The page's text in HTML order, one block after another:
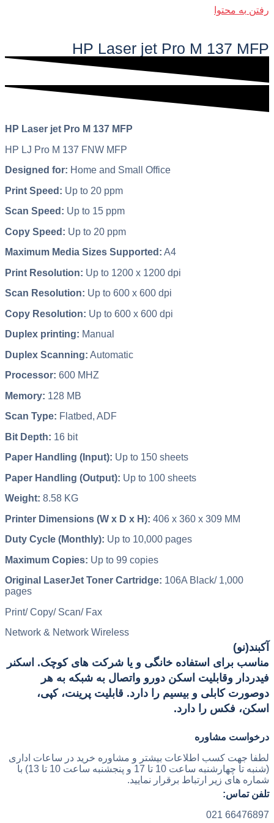
رفتن به محتوا
HP Laser jet Pro M 137 MFP
HP Laser jet Pro M 137 MFP
HP LJ Pro M 137 FNW MFP
Designed for: Home and Small Office
Print Speed: Up to 20 ppm
Scan Speed: Up to 15 ppm
Copy Speed: Up to 20 ppm
Maximum Media Sizes Supported: A4
Print Resolution: Up to 1200 x 1200 dpi
Scan Resolution: Up to 600 x 600 dpi
Copy Resolution: Up to 600 x 600 dpi
Duplex printing: Manual
Duplex Scanning: Automatic
Processor: 600 MHZ
Memory: 128 MB
Scan Type: Flatbed, ADF
Bit Depth: 16 bit
Paper Handling (Input): Up to 150 sheets
Paper Handling (Output): Up to 100 sheets
Weight: 8.58 KG
Printer Dimensions (W x D x H): 406 x 360 x 309 MM
Duty Cycle (Monthly): Up to 10,000 pages
Maximum Copies: Up to 99 copies
Original LaserJet Toner Cartridge: 106A Black/ 1,000
pages
Print/ Copy/ Scan/ Fax
Network & Network Wireless
آکبند(نو)
مناسب برای استفاده خانگی و یا شرکت های کوچک. اسکنر
فیدردار وقابلیت اسکن دورو واتصال به شبکه به هر
دوصورت کابلی و بیسیم را دارد. قابلیت پرینت، کپی،
اسکن، فکس را دارد.
درخواست مشاوره
لطفا جهت کسب اطلاعات بیشتر و مشاوره خرید در ساعات اداری
(شنبه تا چهارشنبه ساعت 10 تا 17 و پنجشنبه ساعت 10 تا 13) با
شماره های زیر ارتباط برقرار نمایید.
تلفن تماس:
66476897 021